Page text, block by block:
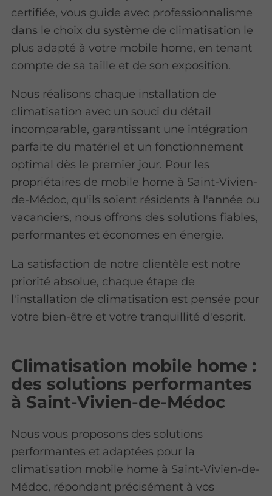
certifiée, vous guide avec professionnalisme
dans le choix du système de climatisation le
plus adapté à votre mobile home, en tenant
compte de sa taille et de son exposition.
Nous réalisons chaque installation de
climatisation avec un souci du détail
incomparable, garantissant une intégration
parfaite du matériel et un fonctionnement
optimal dès le premier jour. Pour les
propriétaires de mobile home à Saint-Vivien-
de-Médoc, qu'ils soient résidents à l'année ou
vacanciers, nous offrons des solutions fiables,
performantes et économes en énergie.
La satisfaction de notre clientèle est notre
priorité absolue, chaque étape de
l'installation de climatisation est pensée pour
votre bien-être et votre tranquillité d'esprit.
Climatisation mobile home :
des solutions performantes
à Saint-Vivien-de-Médoc
Nous vous proposons des solutions
performantes et adaptées pour la
climatisation mobile home à Saint-Vivien-de-
Médoc, répondant précisément à vos